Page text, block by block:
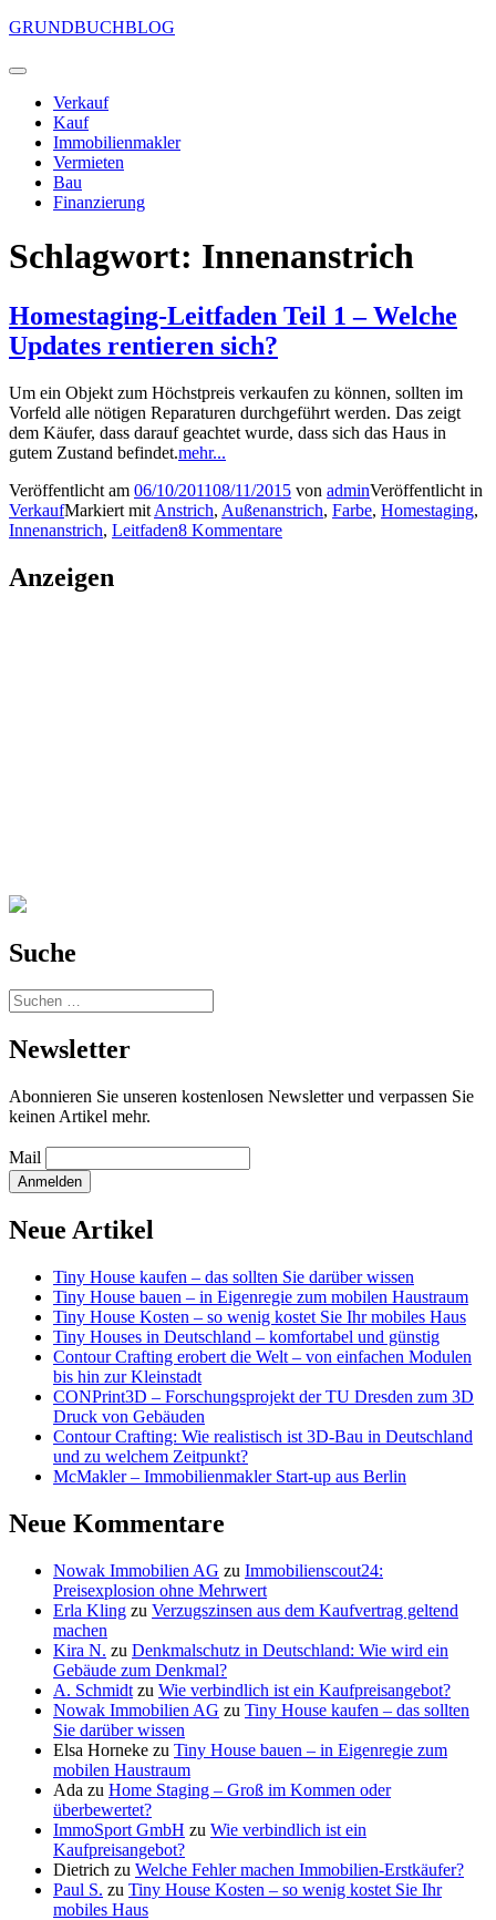
Zum
springen
GRUNDBUCHBLOG
Primäres
Verkauf
Kauf
Immobilienmakler
Vermieten
Bau
Finanzierung
Schlagwort: Innenanstrich
Homestaging-Leitfaden Teil 1 – Welche
Updates rentieren sich?
Um ein Objekt zum Höchstpreis verkaufen zu können, sollten im
Vorfeld alle nötigen Reparaturen durchgeführt werden. Das zeigt
dem Käufer, dass darauf geachtet wurde, dass sich das Haus in
gutem Zustand befindet.mehr...
Veröffentlicht am 06/10/201108/11/2015 von adminVeröffentlicht in
VerkaufMarkiert mit Anstrich, Außenanstrich, Farbe, Homestaging,
Innenanstrich, Leitfaden8 Kommentare
Anzeigen
Suche
Suchen
nach:
Newsletter
Abonnieren Sie unseren kostenlosen Newsletter und verpassen Sie
keinen Artikel mehr.
Mail
Neue Artikel
Tiny House kaufen – das sollten Sie darüber wissen
Tiny House bauen – in Eigenregie zum mobilen Haustraum
Tiny House Kosten – so wenig kostet Sie Ihr mobiles Haus
Tiny Houses in Deutschland – komfortabel und günstig
Contour Crafting erobert die Welt – von einfachen Modulen
bis hin zur Kleinstadt
CONPrint3D – Forschungsprojekt der TU Dresden zum 3D
Druck von Gebäuden
Contour Crafting: Wie realistisch ist 3D-Bau in Deutschland
und zu welchem Zeitpunkt?
McMakler – Immobilienmakler Start-up aus Berlin
Neue Kommentare
Nowak Immobilien AG zu Immobilienscout24:
Preisexplosion ohne Mehrwert
Erla Kling zu Verzugszinsen aus dem Kaufvertrag geltend
machen
Kira N. zu Denkmalschutz in Deutschland: Wie wird ein
Gebäude zum Denkmal?
A. Schmidt zu Wie verbindlich ist ein Kaufpreisangebot?
Nowak Immobilien AG zu Tiny House kaufen – das sollten
Sie darüber wissen
Elsa Horneke zu Tiny House bauen – in Eigenregie zum
mobilen Haustraum
Ada zu Home Staging – Groß im Kommen oder
überbewertet?
ImmoSport GmbH zu Wie verbindlich ist ein
Kaufpreisangebot?
Dietrich zu Welche Fehler machen Immobilien-Erstkäufer?
Paul S. zu Tiny House Kosten – so wenig kostet Sie Ihr
mobiles Haus